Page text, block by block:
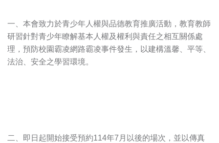
一、本會致力於青少年人權與品德教育推廣活動，教育教師
研習針對青少年瞭解基本人權及權利與責任之相互關係處
理，預防校園霸凌網路霸凌事件發生，以建構溫馨、平等、
法治、安全之學習環境。
二、即日起開始接受預約114年7月以後的場次，並以傳真